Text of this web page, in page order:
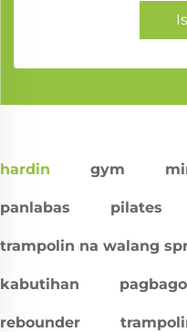
hardin gym
panlabas pilates
trampolin na walang
kabutihan
rebounder